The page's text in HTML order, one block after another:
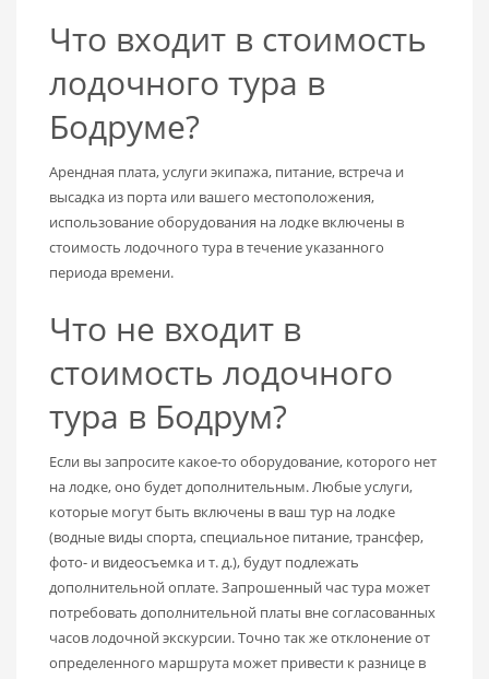
Что входит в стоимость
лодочного тура в
Бодруме?
Арендная плата, услуги экипажа, питание, встреча и
высадка из порта или вашего местоположения,
использование оборудования на лодке включены в
стоимость лодочного тура в течение указанного
периода времени.
Что не входит в
стоимость лодочного
тура в Бодрум?
Если вы запросите какое-то оборудование, которого нет
на лодке, оно будет дополнительным. Любые услуги,
которые могут быть включены в ваш тур на лодке
(водные виды спорта, специальное питание, трансфер,
фото- и видеосъемка и т. д.), будут подлежать
дополнительной оплате. Запрошенный час тура может
потребовать дополнительной платы вне согласованных
часов лодочной экскурсии. Точно так же отклонение от
определенного маршрута может привести к разнице в